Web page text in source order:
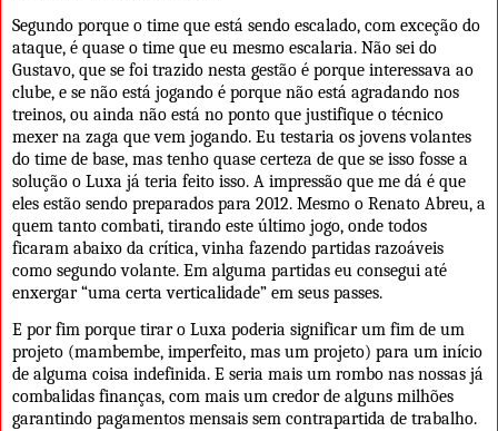
Segundo porque o time que está sendo escalado, com exceção do
ataque, é quase o time que eu mesmo escalaria. Não sei do
Gustavo, que se foi trazido nesta gestão é porque interessava ao
clube, e se não está jogando é porque não está agradando nos
treinos, ou ainda não está no ponto que justifique o técnico
mexer na zaga que vem jogando. Eu testaria os jovens volantes
do time de base, mas tenho quase certeza de que se isso fosse a
solução o Luxa já teria feito isso. A impressão que me dá é que
eles estão sendo preparados para 2012. Mesmo o Renato Abreu, a
quem tanto combati, tirando este último jogo, onde todos
ficaram abaixo da crítica, vinha fazendo partidas razoáveis
como segundo volante. Em alguma partidas eu consegui até
enxergar “uma certa verticalidade” em seus passes.
E por fim porque tirar o Luxa poderia significar um fim de um
projeto (mambembe, imperfeito, mas um projeto) para um início
de alguma coisa indefinida. E seria mais um rombo nas nossas já
combalidas finanças, com mais um credor de alguns milhões
garantindo pagamentos mensais sem contrapartida de trabalho.